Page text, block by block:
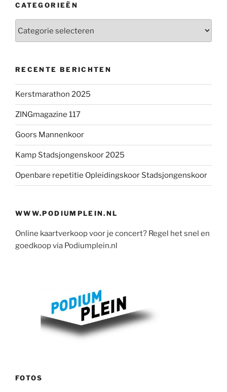
CATEGORIEËN
RECENTE BERICHTEN
Kerstmarathon 2025
ZINGmagazine 117
Goors Mannenkoor
Kamp Stadsjongenskoor 2025
Openbare repetitie Opleidingskoor Stadsjongenskoor
WWW.PODIUMPLEIN.NL
Online kaartverkoop voor je concert? Regel het snel en
goedkoop via Podiumplein.nl
FOTOS